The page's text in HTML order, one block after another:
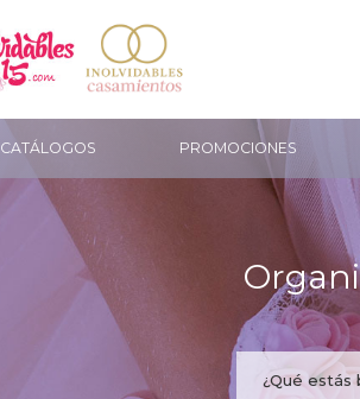
CATÁLOGOS PROMOCIONES